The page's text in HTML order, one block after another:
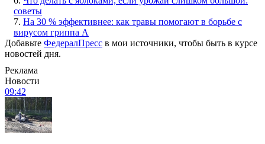
советы
7. На 30 % эффективнее: как травы помогают в борьбе с
вирусом гриппа А
Добавьте ФедералПресс в мои источники, чтобы быть в курсе
новостей дня.
Реклама
Новости
09:42